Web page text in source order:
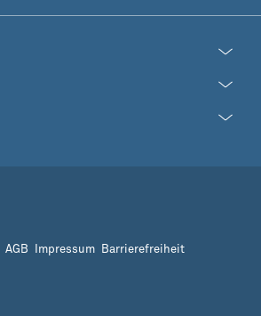
AGB Impressum Barrierefreiheit